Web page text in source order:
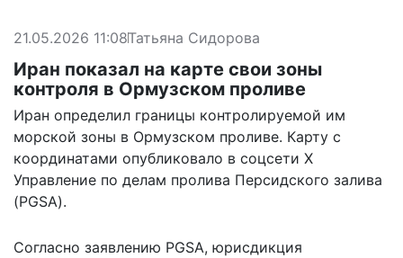
21.05.2026 11:08Татьяна Сидорова
Иран показал на карте свои зоны
контроля в Ормузском проливе
Иран определил границы контролируемой им
морской зоны в Ормузском проливе. Карту с
координатами опубликовало в соцсети Х
Управление по делам пролива Персидского залива
(PGSA).
Согласно заявлению PGSA, юрисдикция